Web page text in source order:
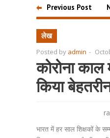
Previous Post
लेख
Posted by admin -
कोरोना काल
किया
भारत में हर साल शिक्षकों के